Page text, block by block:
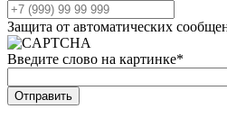
Защита от автоматических
Введите слово на картинке*